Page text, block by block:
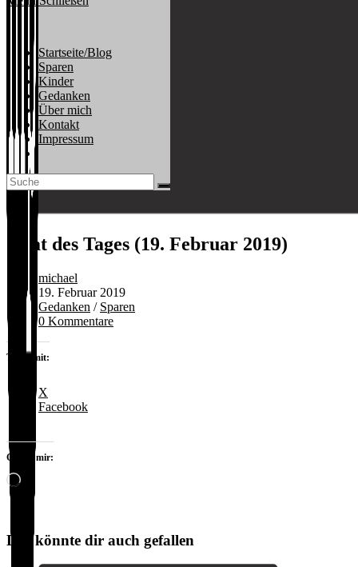
Startseite/Blog
Sparen
Kinder
Gedanken
Über mich
Kontakt
Impressum
umschalten
Zitat des Tages (19. Februar 2019)
Beitrags-
Autor:
michael
Beitrag
veröffentlicht:
19. Februar 2019
Beitrags-
Kategorie:
Gedanken / Sparen
Beitrags-
0 Kommentare
Teilen mit:
X
Facebook
Gefällt mir:
Wird
geladen …
Das könnte dir auch gefallen